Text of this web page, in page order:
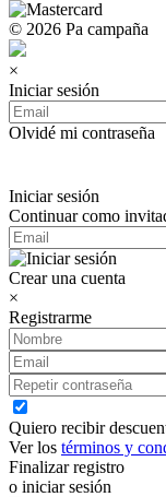
© 2026 Pa campaña
×
Iniciar sesión
Olvidé mi contraseña
Iniciar sesión
Continuar como
Crear una cuenta
×
Registrarme
Quiero recibir
Ver los términos y
Finalizar registro
o iniciar sesión